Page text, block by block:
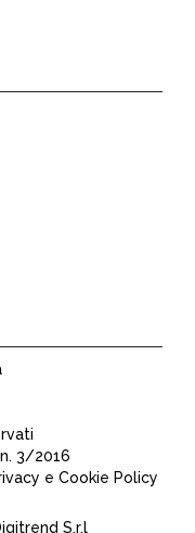
3/2016
e Cookie Policy
S.r.l